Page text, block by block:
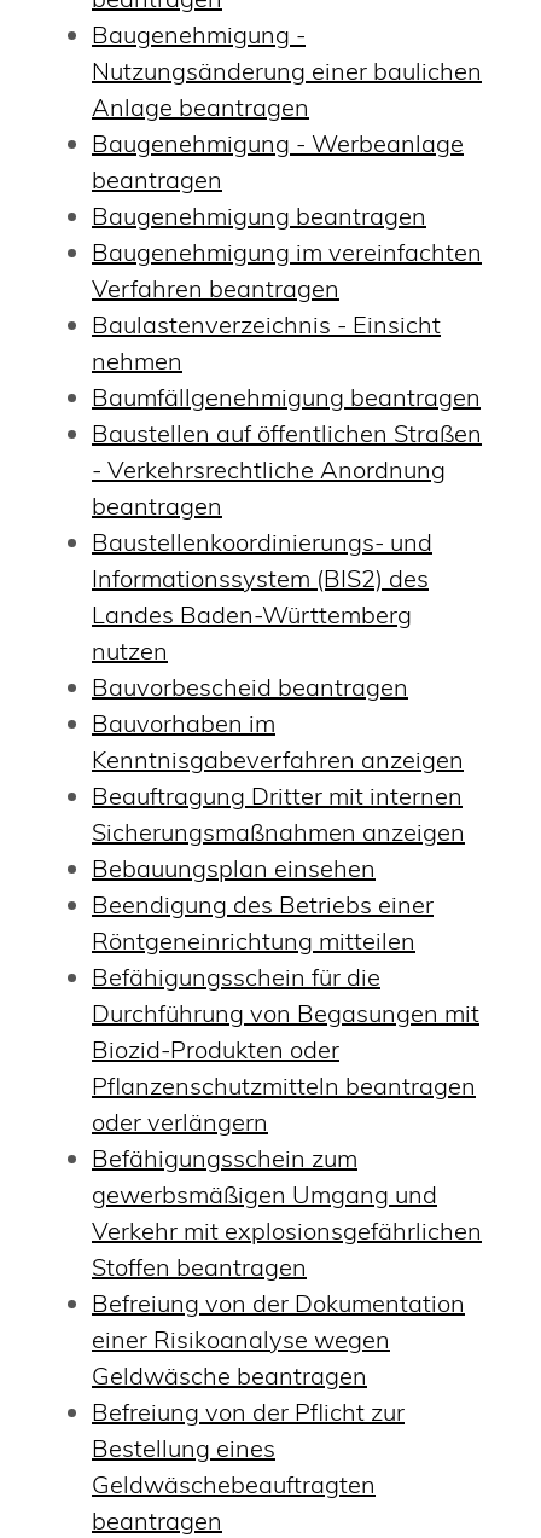
Baugenehmigung -
Nutzungsänderung einer baulichen
Anlage beantragen
Baugenehmigung - Werbeanlage
beantragen
Baugenehmigung beantragen
Baugenehmigung im vereinfachten
Verfahren beantragen
Baulastenverzeichnis - Einsicht
nehmen
Baumfällgenehmigung beantragen
Baustellen auf öffentlichen Straßen
- Verkehrsrechtliche Anordnung
beantragen
Baustellenkoordinierungs- und
Informationssystem (BIS2) des
Landes Baden-Württemberg
nutzen
Bauvorbescheid beantragen
Bauvorhaben im
Kenntnisgabeverfahren anzeigen
Beauftragung Dritter mit internen
Sicherungsmaßnahmen anzeigen
Bebauungsplan einsehen
Beendigung des Betriebs einer
Röntgeneinrichtung mitteilen
Befähigungsschein für die
Durchführung von Begasungen mit
Biozid-Produkten oder
Pflanzenschutzmitteln beantragen
oder verlängern
Befähigungsschein zum
gewerbsmäßigen Umgang und
Verkehr mit explosionsgefährlichen
Stoffen beantragen
Befreiung von der Dokumentation
einer Risikoanalyse wegen
Geldwäsche beantragen
Befreiung von der Pflicht zur
Bestellung eines
Geldwäschebeauftragten
beantragen